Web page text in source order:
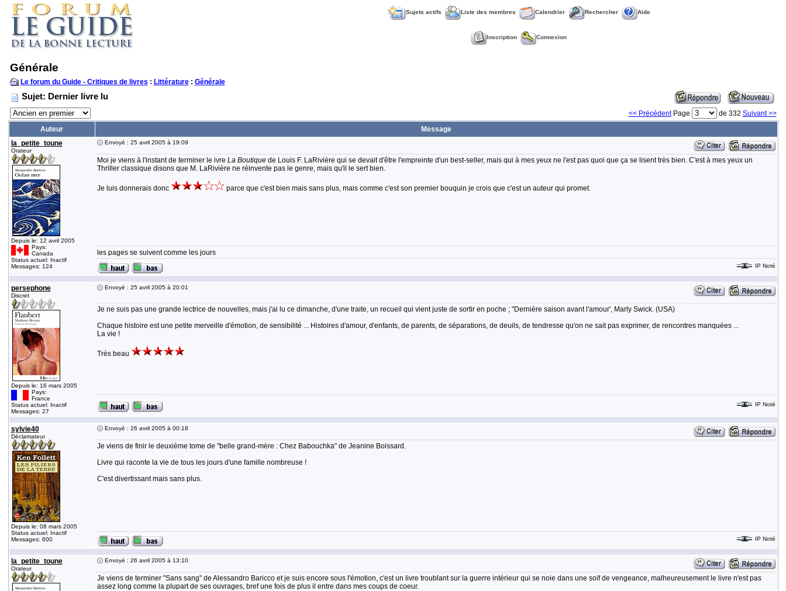
Sujets actifs Liste des membres Calendrier Rechercher Aide
Inscription Connexion
Générale
Le forum du Guide - Critiques de livres : Littérature: Générale
Sujet: Dernier livre lu
<< PrécédentPage de 332 Suivant >>
Auteur
Message
la_petite_toune
Orateur
Depuis le: 12 avril 2005
Pays:
Canada
Status actuel: Inactif
Messages: 124
Envoyé : 25 avril 2005 à 19:09
Moi je viens à l'instant de terminer le ivre La Boutiquede Louis F. LaRivière qui se devait d'être l'empreinte d'un best-seller, mais qui à mes yeux ne l'est pas quoi que ça se lisent très bien. C'est à mes yeux un
Thriller classique disons que M. LaRivière ne réinvente pas le genre, mais qu'il le sert bien.
Je luis donnerais donc parce que c'est bien mais sans plus, mais comme c'est son premier bouquin je crois que c'est un auteur qui promet.
les pages se suivent comme les jours
IP Noté
persephone
Discret
Depuis le: 16 mars 2005
Pays:
France
Status actuel: Inactif
Messages: 27
Envoyé : 25 avril 2005 à 20:01
Je ne suis pas une grande lectrice de nouvelles, mais j'ai lu ce dimanche, d'une traite, un recueil qui vient juste de sortir en poche ; "Dernière saison avant l'amour', Marly Swick. (USA)
Chaque histoire est une petite merveille d'émotion, de sensibilité ... Histoires d'amour, d'enfants, de parents, de séparations, de deuils, de tendresse qu'on ne sait pas exprimer, de rencontres manquées ...
La vie !
Très beau
IP Noté
sylvie40
Déclamateur
Depuis le: 08 mars 2005
Status actuel: Inactif
Messages: 600
Envoyé : 26 avril 2005 à 00:18
Je viens de finir le deuxième tome de "belle grand-mère : Chez Babouchka" de Jeanine Boissard.
Livre qui raconte la vie de tous les jours d'une famille nombreuse !
C'est divertissant mais sans plus.
IP Noté
la_petite_toune
Orateur
Envoyé : 26 avril 2005 à 13:10
Je viens de terminer "Sans sang" de Alessandro Baricco et je suis encore sous l'émotion, c'est un livre troublant sur la guerre intérieur qui se noie dans une soif de vengeance, malheureusement le livre n'est pas
assez long comme la plupart de ses ouvrages, bref une fois de plus il entre dans mes coups de coeur.